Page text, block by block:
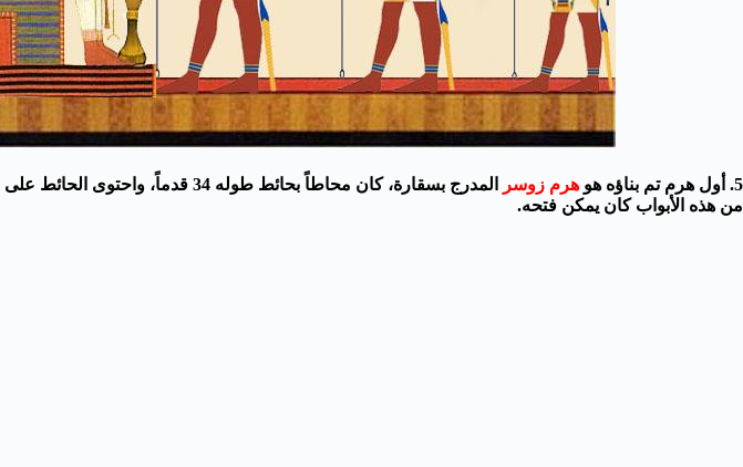
5. أول هرم تم بناؤه هو هرم زوسر
من هذه الأبواب كان يمكن فتحه.